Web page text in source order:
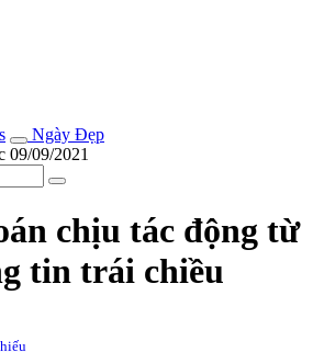
Ngày Đẹp
09/09/2021
chịu tác động từ
tin trái chiều